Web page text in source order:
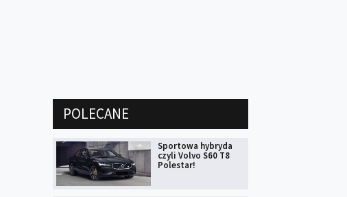
POLECANE
Sportowa hybryda
czyli Volvo S60 T8
Polestar!